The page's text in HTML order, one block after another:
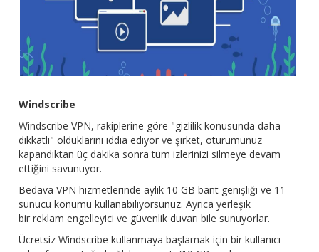
Windscribe
Windscribe VPN, rakiplerine göre "gizlilik konusunda daha
dikkatli" olduklarını iddia ediyor ve şirket, oturumunuz
kapandıktan üç dakika sonra tüm izlerinizi silmeye devam
ettiğini savunuyor.
Bedava VPN hizmetlerinde aylık 10 GB bant genişliği ve 11
sunucu konumu kullanabiliyorsunuz. Ayrıca yerleşik
bir reklam engelleyici ve güvenlik duvarı bile sunuyorlar.
Ücretsiz Windscribe kullanmaya başlamak için bir kullanıcı